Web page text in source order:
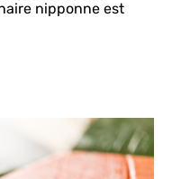
nipponne est